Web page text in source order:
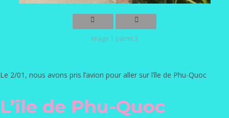
Image 1 parmi 3
Le 2/01, nous avons pris l’avion pour aller sur l’île de Phu-Quoc
L’île de Phu-Quoc